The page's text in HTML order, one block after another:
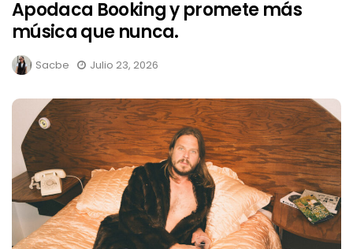
Apodaca Booking y promete más
música que nunca.
Sacbe Julio 23, 2026